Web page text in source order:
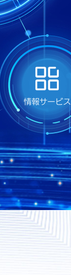
情報サービス